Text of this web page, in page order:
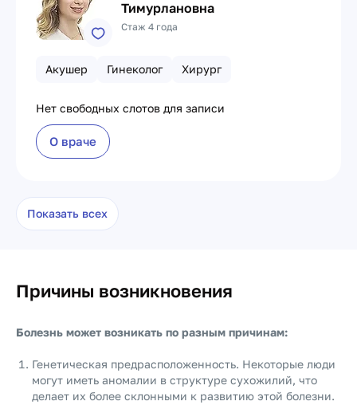
Тимурлановна
Стаж 4 года
Акушер Гинеколог Хирург
Нет свободных слотов для записи
О враче
Показать всех
Причины возникновения
Болезнь может возникать по разным причинам:
Генетическая предрасположенность. Некоторые люди
могут иметь аномалии в структуре сухожилий, что
делает их более склонными к развитию этой болезни.